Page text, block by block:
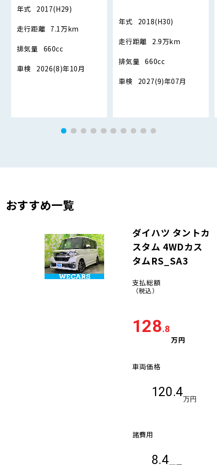
年式 2017(H29)
走行距離 7.1万km
排気量 660cc
車検 2026(8)年10月
年式 2018(H30)
走行距離 2.9万km
排気量 660cc
車検 2027(9)年07月
おすすめ一覧
ダイハツ タントカ
スタム 4WDカス
タムRS_SA3
支払総額
（税込）
128.8
万円
車両価格
120.4
万円
諸費用
8.4